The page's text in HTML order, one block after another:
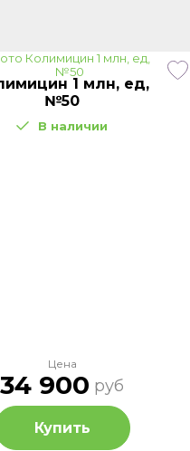
1 млн, ед,
№50
В наличии
Цена
34 900 руб
Купить